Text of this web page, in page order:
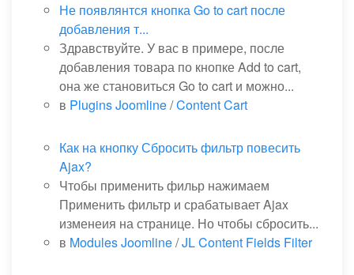
Не появлянтся кнопка Go to cart после
добавления т...
Здравствуйте. У вас в примере, после
добавления товара по кнопке Add to cart,
она же становиться Go to cart и можно...
в Plugins Joomline/Content Cart
Как на кнопку Сбросить фильтр повесить
Ajax?
Чтобы применить фильр нажимаем
Применить фильтр и срабатывает Ajax
изменеия на странице. Но чтобы сбросить...
в Modules Joomline/JL Content Fields Filter